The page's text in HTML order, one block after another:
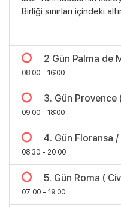
Birliği sınırları içindeki
2 Gün Palma de
08:00 - 16:00
3. Gün Provence
09:00 - 18:00
4. Gün Floransa
08:30 - 20:00
5. Gün Roma (
07:00 - 19:00